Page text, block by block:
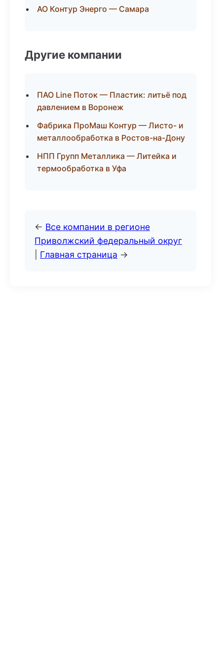
АО Контур Энерго — Самара
Другие компании
ПАО Line Поток — Пластик: литьё под
давлением в Воронеж
Фабрика ПроМаш Контур — Листо- и
металлообработка в Ростов-на-Дону
НПП Групп Металлика — Литейка и
термообработка в Уфа
← Все компании в регионе
Приволжский федеральный округ
Главная страница →